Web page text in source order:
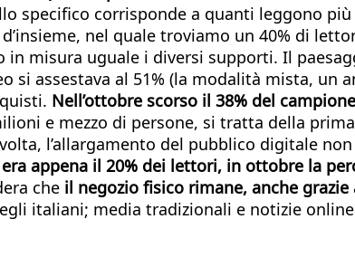
specifico corrisponde a quanti leggono
nel quale troviamo un 40% di
in misura uguale i diversi supporti. Il
si assestava al 51% (la modalità mista, un
Nell’ottobre scorso il 38% del
e mezzo di persone, si tratta della
l’allargamento del pubblico digitale
appena il 20% dei lettori, in ottobre la
che il negozio fisico rimane, anche
italiani; media tradizionali e notizie